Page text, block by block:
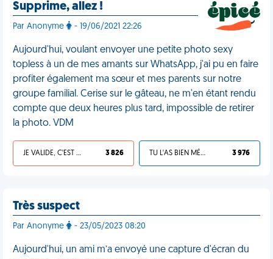
Supprime, allez !
Par Anonyme - 19/06/2021 22:26
Aujourd'hui, voulant envoyer une petite photo sexy
topless à un de mes amants sur WhatsApp, j'ai pu en faire
profiter également ma sœur et mes parents sur notre
groupe familial. Cerise sur le gâteau, ne m'en étant rendu
compte que deux heures plus tard, impossible de retirer
la photo. VDM
JE VALIDE, C'EST UNE VDM 3 826 TU L'AS BIEN MÉRITÉ 3 976
Très suspect
Par Anonyme - 23/05/2023 08:20
Aujourd'hui, un ami m’a envoyé une capture d'écran du